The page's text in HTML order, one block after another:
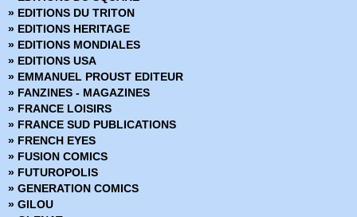
» Canary
» Captain Ginger
» Changing Ways
» Charlie Adlard - Art Book
» Château l'attente
» Chimichanga
» Choker
» Chroniques de Corum
» Chroniques de Groom Lake
» Cinder & Ashe
» ClaSSwar
» Clear
» Clone
» EDITIONS DU TRITON
» EDITIONS HERITAGE
» EDITIONS MONDIALES
» EDITIONS USA
» EMMANUEL PROUST EDITEUR
» FANZINES - MAGAZINES
» FRANCE LOISIRS
» FRANCE SUD PUBLICATIONS
» FRENCH EYES
» FUSION COMICS
» FUTUROPOLIS
» GENERATION COMICS
» GILOU